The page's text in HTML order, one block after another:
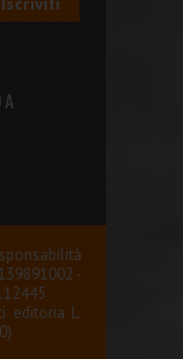
-
editoria L.